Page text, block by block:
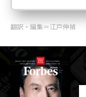
翻訳・編集＝江戸伸禎